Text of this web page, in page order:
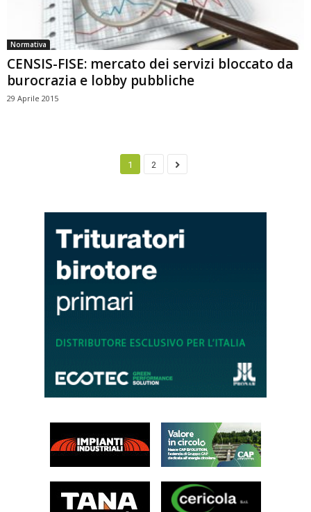
Normativa
CENSIS-FISE: mercato dei servizi bloccato da
burocrazia e lobby pubbliche
29 Aprile 2015
1 2